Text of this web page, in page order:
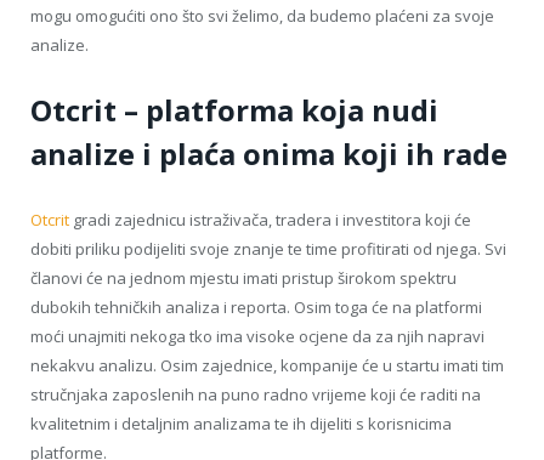
mogu omogućiti ono što svi želimo, da budemo plaćeni za svoje
analize.
Otcrit – platforma koja nudi
analize i plaća onima koji ih rade
Otcrit gradi zajednicu istraživača, tradera i investitora koji će
dobiti priliku podijeliti svoje znanje te time profitirati od njega. Svi
članovi će na jednom mjestu imati pristup širokom spektru
dubokih tehničkih analiza i reporta. Osim toga će na platformi
moći unajmiti nekoga tko ima visoke ocjene da za njih napravi
nekakvu analizu. Osim zajednice, kompanije će u startu imati tim
stručnjaka zaposlenih na puno radno vrijeme koji će raditi na
kvalitetnim i detaljnim analizama te ih dijeliti s korisnicima
platforme.